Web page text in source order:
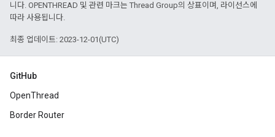
니다. OPENTHREAD 및 관련 마크는 Thread Group의 상표이며, 라이선스에
따라 사용됩니다.
최종 업데이트: 2023-12-01(UTC)
GitHub
OpenThread
Border Router